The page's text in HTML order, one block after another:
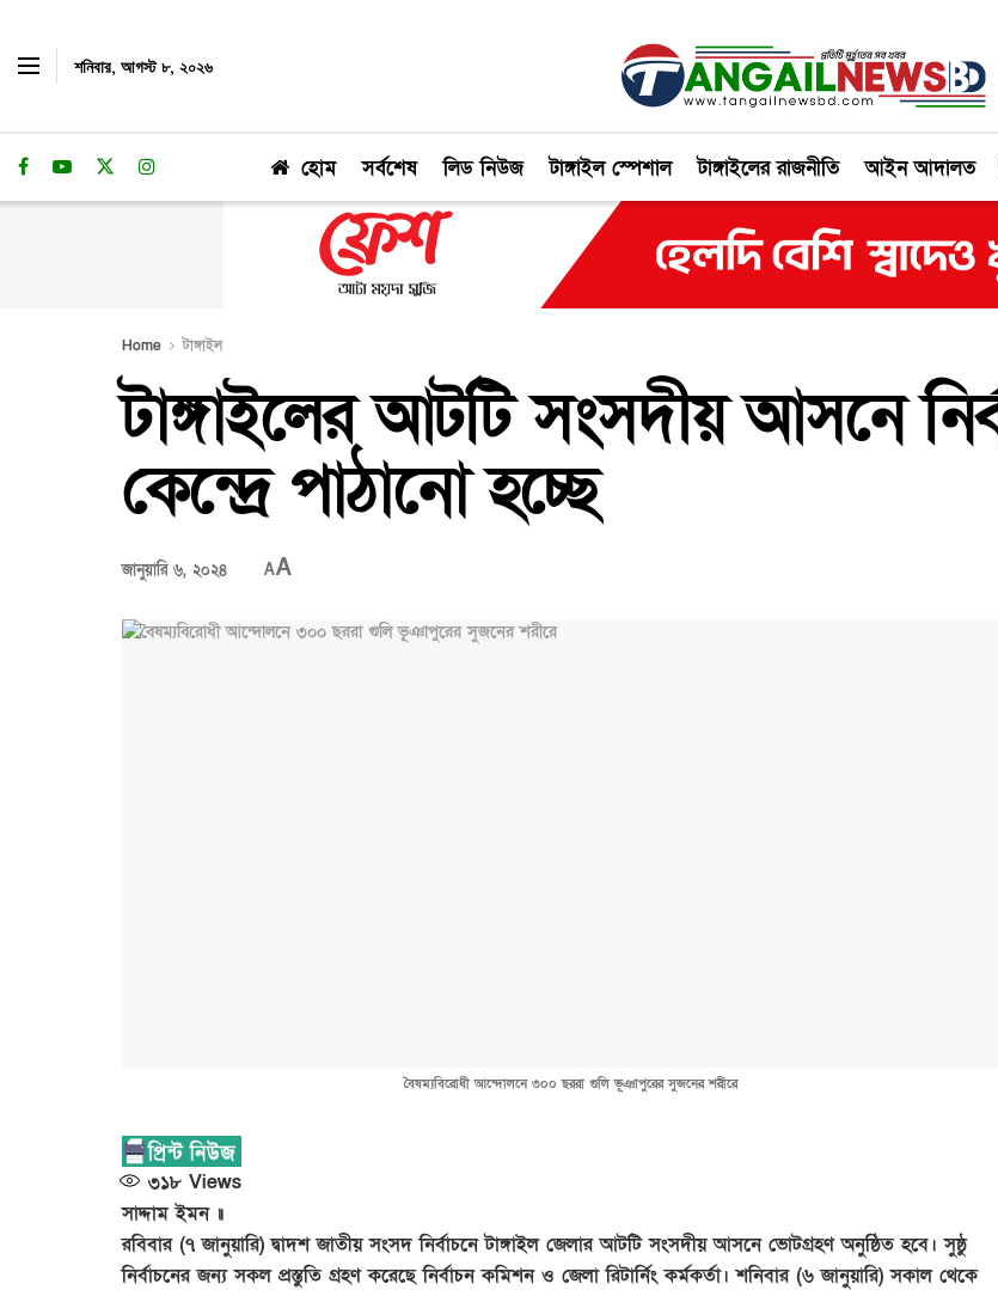
শনিবার, আগস্ট ৮, ২০২৬
হোম সর্বশেষ লিড নিউজ টাঙ্গাইল স্পেশাল টাঙ্গাইলের রাজনীতি আইন আদালত
Home টাঙ্গাইল
টাঙ্গাইলের আটটি সংসদীয় আসনে
কেন্দ্রে পাঠানো হচ্ছে
জানুয়ারি ৬, ২০২৪ AA
বৈষম্যবিরোধী আন্দোলনে ৩০০ ছররা গুলি ভূঞাপুরের সুজনের শরীরে
৩১৮ Views
সাদ্দাম ইমন ॥
রবিবার (৭ জানুয়ারি) দ্বাদশ জাতীয় সংসদ নির্বাচনে টাঙ্গাইল জেলার আটটি সংসদীয় আসনে ভোটগ্রহণ অনুষ্ঠিত হবে। সুষ্ঠু
নির্বাচনের জন্য সকল প্রস্তুতি গ্রহণ করেছে নির্বাচন কমিশন ও জেলা রিটার্নিং কর্মকর্তা। শনিবার (৬ জানুয়ারি) সকাল থেকে